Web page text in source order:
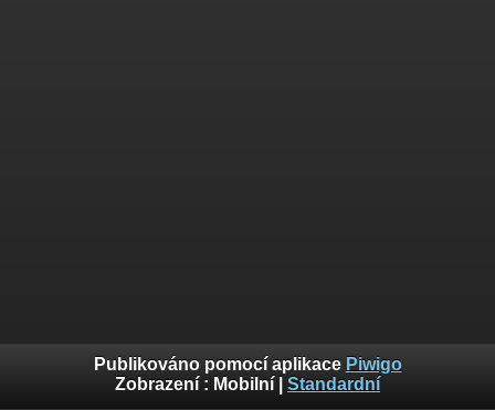
Publikováno pomocí aplikace Piwigo
Zobrazení : Mobilní Standardní